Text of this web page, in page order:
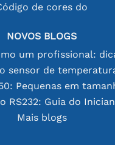
de cores do
NOVOS BLOGS
RS232: Guia do
Mais blogs